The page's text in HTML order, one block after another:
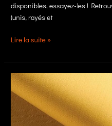
disponibles, essayez-les !
(unis, rayés et
Faites
choix
de
toile
avec
le
concepteur
Lire la suite »